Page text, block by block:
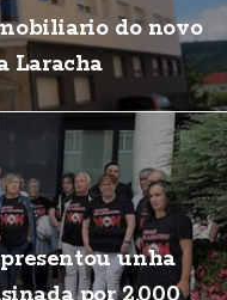
do novo
Laracha
unha